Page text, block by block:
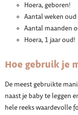
Hoera, geboren!
Aantal weken oud
Aantal maanden
Hoera, 1 jaar oud!
Hoe gebruik je
De meest gebruikte
naast je baby te leggen
hele reeks waardevolle